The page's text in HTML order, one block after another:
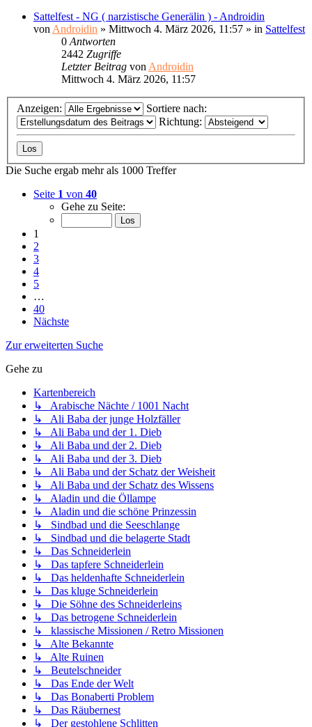
Sattelfest - NG ( narzistische Generälin ) - Androidin
vonAndroidin » Mittwoch 4. März 2026, 11:57 » in Sattelfest
0Antworten
2442 Zugriffe
Letzter Beitrag vonAndroidin
Mittwoch 4. März 2026, 11:57
Anzeigen:
Sortiere nach:
Richtung:
Die Suche ergab mehr als 1000 Treffer
Seite 1 von 40
Gehe zu Seite:
1
2
3
4
5
…
40
Nächste
Zur erweiterten Suche
Gehe zu
Kartenbereich
↳ Arabische Nächte / 1001 Nacht
↳ Ali Baba der junge Holzfäller
↳ Ali Baba und der 1. Dieb
↳ Ali Baba und der 2. Dieb
↳ Ali Baba und der 3. Dieb
↳ Ali Baba und der Schatz der Weisheit
↳ Ali Baba und der Schatz des Wissens
↳ Aladin und die Öllampe
↳ Aladin und die schöne Prinzessin
↳ Sindbad und die Seeschlange
↳ Sindbad und die belagerte Stadt
↳ Das Schneiderlein
↳ Das tapfere Schneiderlein
↳ Das heldenhafte Schneiderlein
↳ Das kluge Schneiderlein
↳ Die Söhne des Schneiderleins
↳ Das betrogene Schneiderlein
↳ klassische Missionen / Retro Missionen
↳ Alte Bekannte
↳ Alte Ruinen
↳ Beutelschneider
↳ Das Ende der Welt
↳ Das Bonaberti Problem
↳ Das Räubernest
↳ Der gestohlene Schlitten